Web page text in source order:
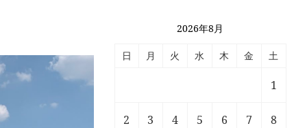
2026年8月
日 月 火 水 木 金 土
1
2 3 4 5 6 7 8